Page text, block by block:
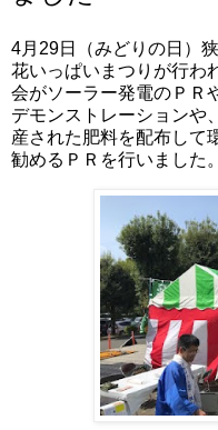
4月29日（みどりの日）
花いっぱいまつりが行わ
会がソーラー発電のＰＲ
デモンストレーションや
産された肥料を配布して
勧めるＰＲを行いました。